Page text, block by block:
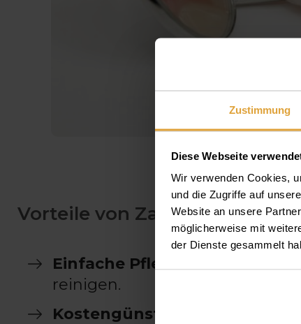
Zustimmung
Diese Webseite
Wir verwenden Cookies,
und die Zugriffe auf
Website an unsere
möglicherweise mit
der Dienste gesammelt
Vorteile von Zahnprothesen
Einfache Pflege:
reinigen.
Kostengünstig: